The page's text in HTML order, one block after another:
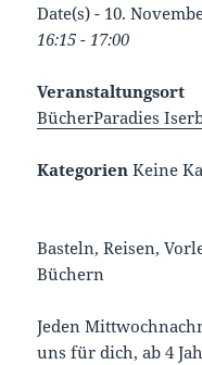
Date(s) - 10.
16:15 - 17:00
Veranstaltungsort
BücherParadies
Kategorien Keine
Basteln, Reisen,
Büchern
Jeden
uns für dich, ab 4